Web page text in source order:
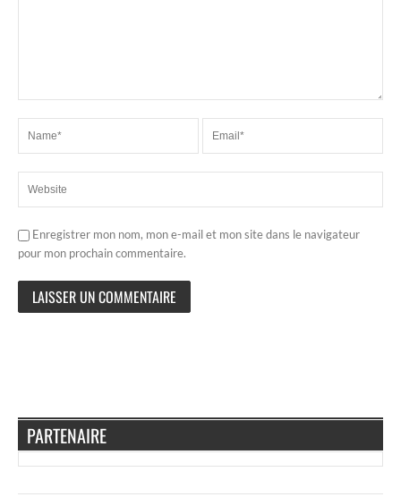
Enregistrer mon nom, mon e-mail et mon site dans le navigateur
pour mon prochain commentaire.
PARTENAIRE